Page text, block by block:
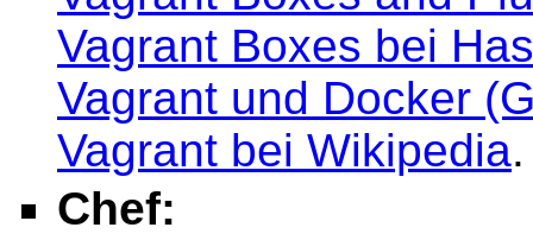
Vagrant Boxes bei
Vagrant und Docker
Vagrant bei Wikipedia.
Chef: